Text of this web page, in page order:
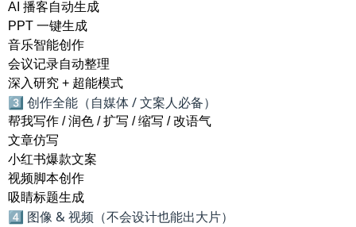
AI 播客自动生成
PPT 一键生成
音乐智能创作
会议记录自动整理
深入研究 + 超能模式
3️⃣ 创作全能（自媒体 / 文案人必备）
帮我写作 / 润色 / 扩写 / 缩写 / 改语气
文章仿写
小红书爆款文案
视频脚本创作
吸睛标题生成
4️⃣ 图像 & 视频（不会设计也能出大片）